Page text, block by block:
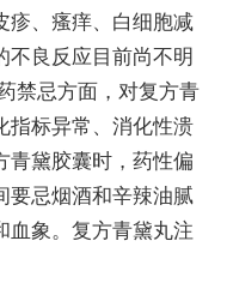
疹、瘙痒、白细胞减
不良反应目前尚不明
禁忌方面，对复方青
指标异常、消化性溃
青黛胶囊时，药性偏
要忌烟酒和辛辣油腻
血象。复方青黛丸注